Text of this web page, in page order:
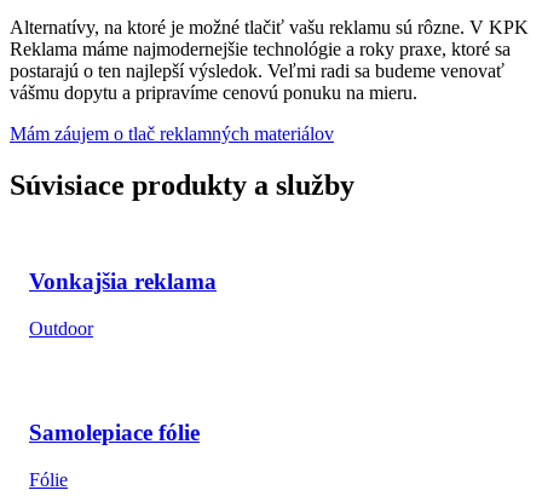
blue
purple
plexi
glass
sheets
the
background
Alternatívy, na ktoré je možné tlačiť vašu reklamu sú rôzne. V KPK
Reklama máme najmodernejšie technológie a roky praxe, ktoré sa
postarajú o ten najlepší výsledok. Veľmi radi sa budeme venovať
vášmu dopytu a pripravíme cenovú ponuku na mieru.
Mám záujem o tlač reklamných materiálov
Súvisiace produkty a služby
Vonkajšia reklama
Outdoor
Samolepiace fólie
Fólie